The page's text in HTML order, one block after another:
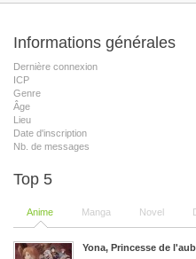
Informations générales
Dernière connexion
ICP
Genre
Âge
Lieu
Date d'inscription
Nb. de messages
Top 5
Anime Manga Novel
Yona, Princesse de